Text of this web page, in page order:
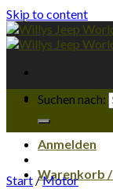
Skip to content
Suchen nach:
Anmelden
Warenkorb /
Start /Motor